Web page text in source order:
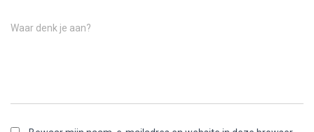
Waar denk je aan?